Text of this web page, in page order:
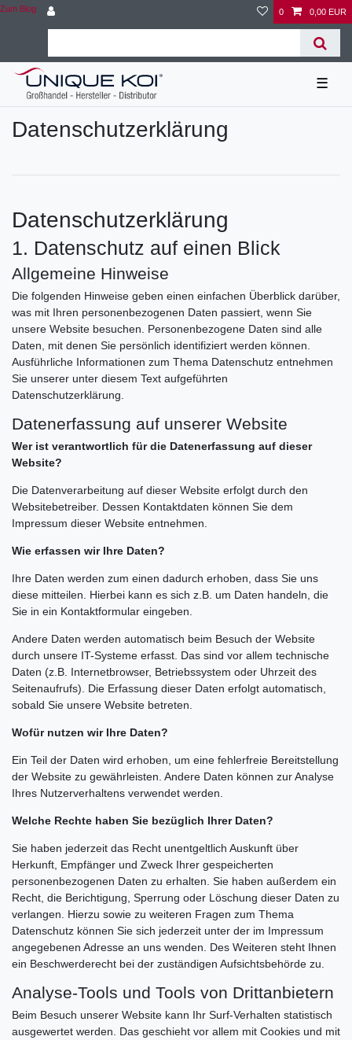
Zum Blog 0 0,00 EUR
☰
Daten­schutz­erklärung
Datenschutzerklärung
1. Datenschutz auf einen Blick
Allgemeine Hinweise
Die folgenden Hinweise geben einen einfachen Überblick darüber,
was mit Ihren personenbezogenen Daten passiert, wenn Sie
unsere Website besuchen. Personenbezogene Daten sind alle
Daten, mit denen Sie persönlich identifiziert werden können.
Ausführliche Informationen zum Thema Datenschutz entnehmen
Sie unserer unter diesem Text aufgeführten
Datenschutzerklärung.
Datenerfassung auf unserer Website
Wer ist verantwortlich für die Datenerfassung auf dieser
Website?
Die Datenverarbeitung auf dieser Website erfolgt durch den
Websitebetreiber. Dessen Kontaktdaten können Sie dem
Impressum dieser Website entnehmen.
Wie erfassen wir Ihre Daten?
Ihre Daten werden zum einen dadurch erhoben, dass Sie uns
diese mitteilen. Hierbei kann es sich z.B. um Daten handeln, die
Sie in ein Kontaktformular eingeben.
Andere Daten werden automatisch beim Besuch der Website
durch unsere IT-Systeme erfasst. Das sind vor allem technische
Daten (z.B. Internetbrowser, Betriebssystem oder Uhrzeit des
Seitenaufrufs). Die Erfassung dieser Daten erfolgt automatisch,
sobald Sie unsere Website betreten.
Wofür nutzen wir Ihre Daten?
Ein Teil der Daten wird erhoben, um eine fehlerfreie Bereitstellung
der Website zu gewährleisten. Andere Daten können zur Analyse
Ihres Nutzerverhaltens verwendet werden.
Welche Rechte haben Sie bezüglich Ihrer Daten?
Sie haben jederzeit das Recht unentgeltlich Auskunft über
Herkunft, Empfänger und Zweck Ihrer gespeicherten
personenbezogenen Daten zu erhalten. Sie haben außerdem ein
Recht, die Berichtigung, Sperrung oder Löschung dieser Daten zu
verlangen. Hierzu sowie zu weiteren Fragen zum Thema
Datenschutz können Sie sich jederzeit unter der im Impressum
angegebenen Adresse an uns wenden. Des Weiteren steht Ihnen
ein Beschwerderecht bei der zuständigen Aufsichtsbehörde zu.
Analyse-Tools und Tools von Drittanbietern
Beim Besuch unserer Website kann Ihr Surf-Verhalten statistisch
ausgewertet werden. Das geschieht vor allem mit Cookies und mit